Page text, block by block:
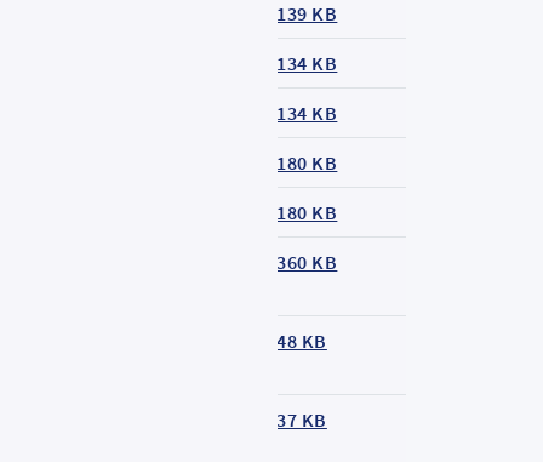
139 KB
134 KB
134 KB
180 KB
180 KB
360 KB
48 KB
37 KB